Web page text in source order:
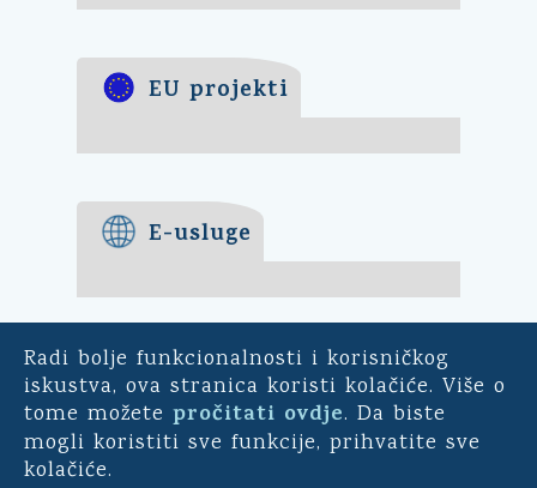
Radi bolje funkcionalnosti i korisničkog
iskustva, ova stranica koristi kolačiće. Više o
tome možete pročitati ovdje. Da biste
mogli koristiti sve funkcije, prihvatite sve
kolačiće.
EU projekti
E-usluge
E-demokracija
Za mještane Općine Kali -
uključite se u ankete o